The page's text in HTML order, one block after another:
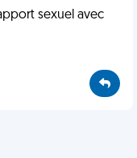
sexuel avec